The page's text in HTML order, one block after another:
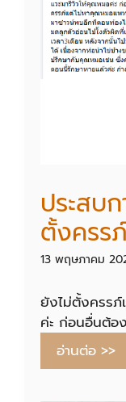
ประสบ
ตั้งครร
13 พฤษภาคม
ยังไม่ตั้งครร
ค่ะ ก่อนอื่นต้อ
อ่านต่อ >>